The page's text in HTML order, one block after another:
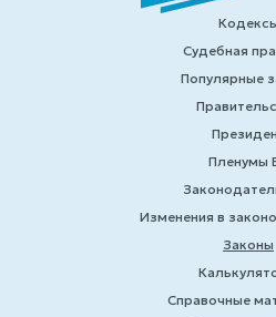
Судебная
Популярные
Пленумы
Изменения в
Законы
Справочные